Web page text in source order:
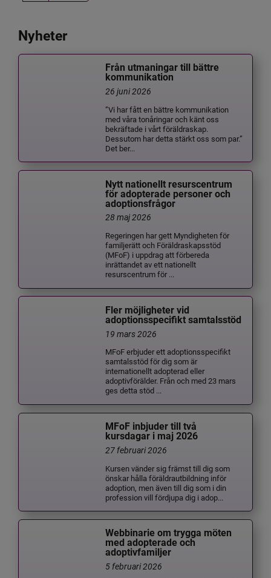
Nyheter
Från utmaningar till bättre
kommunikation
26 juni 2026
”Vi har fått en bättre kommunikation
med våra tonåringar och känt oss
bekräftade i vårt föräldraskap.
Dessutom har detta stärkt oss som par.”
Det ber...
Nytt nationellt resurscentrum
för adopterade personer och
adoptionsfrågor
28 maj 2026
Regeringen har gett Myndigheten för
familjerätt och Föräldraskapsstöd
(MFoF) i uppdrag att förbereda
inrättandet av ett nationellt
resurscentrum för ...
Fler möjligheter vid
adoptionsspecifikt samtalsstöd
19 mars 2026
MFoF erbjuder ett adoptionsspecifikt
samtalsstöd för dig som är
internationellt adopterad eller
adoptivförälder. Från och med 23 mars
ges detta stöd ...
MFoF inbjuder till två
kursdagar i maj 2026
27 februari 2026
Kursen vänder sig främst till dig som
önskar hålla föräldrautbildning inför
adoption, men även till dig som i din
profession vill fördjupa dig i adop...
Webbinarie om trygga möten
med adopterade och
adoptivfamiljer
5 februari 2026